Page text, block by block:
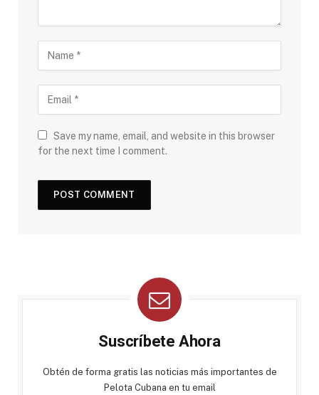
Save my name, email, and website in this browser
for the next time I comment.
Suscríbete Ahora
Obtén de forma gratis las noticias más importantes de
Pelota Cubana en tu email